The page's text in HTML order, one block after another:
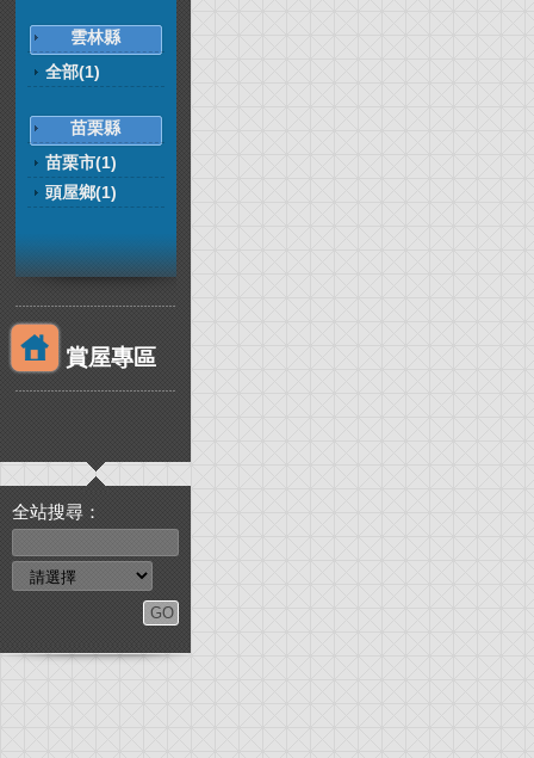
雲林縣
全部(1)
苗栗縣
苗栗市(1)
頭屋鄉(1)
賞屋專區
全站搜尋：